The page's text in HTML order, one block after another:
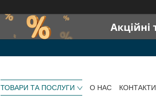
ТОВАРИ ТА ПОСЛУГИ О НАС КОНТАКТИ